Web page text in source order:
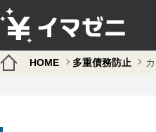
HOME 多重債務防止